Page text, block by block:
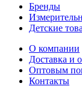
Бренды
Детские
О компании
Доставка и
Оптовым
Контакты